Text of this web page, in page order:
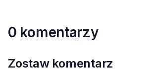
0 komentarzy
Zostaw komentarz